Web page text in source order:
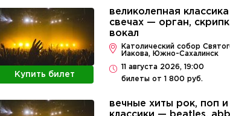
Купить билет
великолепная
свечах — орган,
вокал
Католический собор
Иакова, Южно-Сахалинск
11 августа 2026, 19:00
билеты от 1 800 руб.
вечные хиты рок, поп и